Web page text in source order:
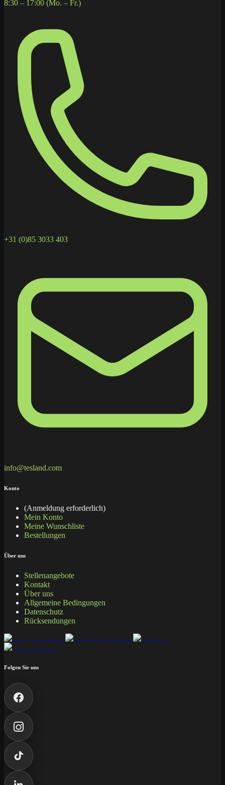
8:30 – 17:00 (Mo. – Fr.)
+31 (0)85 3033 403
info@tesland.com
Konto
(Anmeldung erforderlich)
Mein Konto
Meine Wunschliste
Bestellungen
Über uns
Stellenangebote
Kontakt
Über uns
Allgemeine Bedingungen
Datenschutz
Rücksendungen
Folgen Sie uns